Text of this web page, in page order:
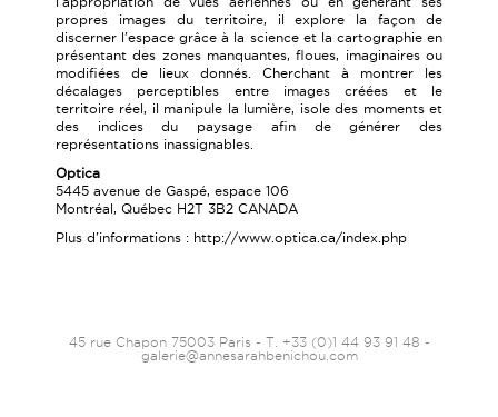
propres images du territoire, il explore la façon de
discerner l'espace grâce à la science et la cartographie en
présentant des zones manquantes, floues, imaginaires ou
modifiées de lieux donnés. Cherchant à montrer les
décalages perceptibles entre images créées et le
territoire réel, il manipule la lumière, isole des moments et
des indices du paysage afin de générer des
représentations inassignables.
Optica
5445 avenue de Gaspé, espace 106
Montréal, Québec H2T 3B2 CANADA
Plus d'informations : http://www.optica.ca/index.php
45 rue Chapon 75003 Paris - T. +33 (0)1 44 93 91 48 -
galerie@annesarahbenichou.com